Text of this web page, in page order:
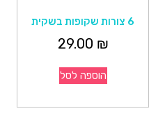
6 צורות שקופות בשקית
29.00 ₪
הוספה לסל